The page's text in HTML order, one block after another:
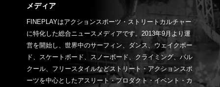
メディア
FINEPLAYはアクションスポーツ・ストリートカルチャー
に特化した総合ニュースメディアです。2013年9月より運
営を開始し、世界中のサーフィン、ダンス、ウェイクボー
ド、スケートボード、スノーボード、クライミング、パル
クール、フリースタイルなどストリート・アクションスポ
ーツを中心としたアスリート・プロダクト・イベント・カ